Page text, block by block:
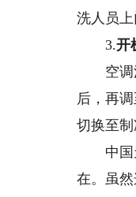
洗人员
3.开
空调清
后，再
切换至制
中国天
在。虽